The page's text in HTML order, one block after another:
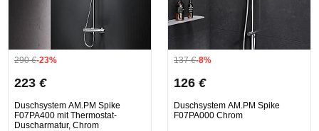
290€-23%
223 €
Duschsystem AM.PM Spike
F07PA400 mit Thermostat-
Duscharmatur, Chrom
137€-8%
126 €
Duschsystem AM.PM Spike
F07PA000 Chrom